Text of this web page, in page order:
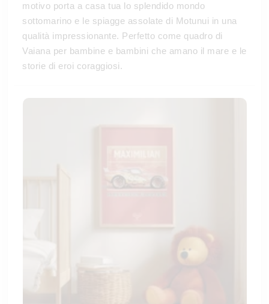
motivo porta a casa tua lo splendido mondo
sottomarino e le spiagge assolate di Motunui in una
qualità impressionante. Perfetto come quadro di
Vaiana per bambine e bambini che amano il mare e le
storie di eroi coraggiosi.